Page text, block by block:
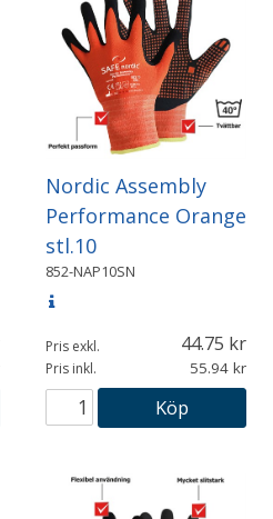
Nordic Assembly
Performance Orange
stl.10
852-NAP10SN
Pris exkl. 44.75
Pris inkl. 55.94
Köp